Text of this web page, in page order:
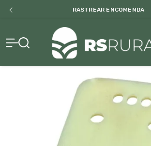
BAIXE NOSSO CATALOGO